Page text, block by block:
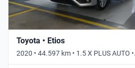
Toyota • Etios
2020 • 44.597 km • 1.5 X PLUS AUTO •
Automático